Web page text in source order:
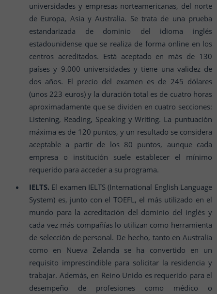
universidades y empresas norteamericanas, del norte
de Europa, Asia y Australia. Se trata de una prueba
estandarizada de dominio del idioma inglés
estadounidense que se realiza de forma online en los
centros acreditados. Está aceptado en más de 130
países y 9.000 universidades y tiene una validez de
dos años. El precio del examen es de 245 dólares
(unos 223 euros) y la duración total es de cuatro horas
aproximadamente que se dividen en cuatro secciones:
Listening, Reading, Speaking y Writing. La puntuación
máxima es de 120 puntos, y un resultado se considera
aceptable a partir de los 80 puntos, aunque cada
empresa o institución suele establecer el mínimo
requerido para acceder a su programa.
IELTS. El examen IELTS (International English Language
System) es, junto con el TOEFL, el más utilizado en el
mundo para la acreditación del dominio del inglés y
cada vez más compañías lo utilizan como herramienta
de selección de personal. De hecho, tanto en Australia
como en Nueva Zelanda se ha convertido en un
requisito imprescindible para solicitar la residencia y
trabajar. Además, en Reino Unido es requerido para el
desempeño de profesiones como médico o